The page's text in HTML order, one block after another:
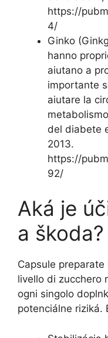
https://
4/
Ginko
hanno
aiutano a
importante
aiutare la
del diabete
2013.
https://
92/
Aká je
a škoda?
Capsule
livello di zucchero
ogni singolo
potenciálne riziká.